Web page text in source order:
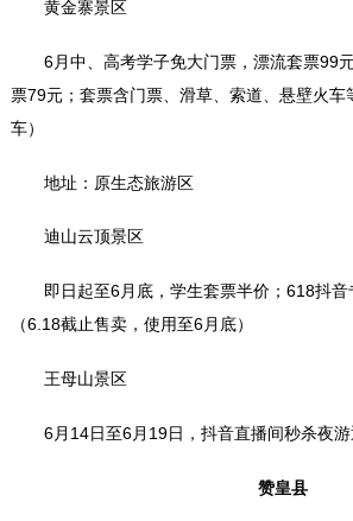
黄金寨景区
6月中、高考学子免大门票，漂流套票99
票79元；套票含门票、滑草、索道、悬壁火车
车）
地址：原生态旅游区
迪山云顶景区
即日起至6月底，学生套票半价；618抖
（6.18截止售卖，使用至6月底）
王母山景区
6月14日至6月19日，抖音直播间秒杀夜
赞皇县